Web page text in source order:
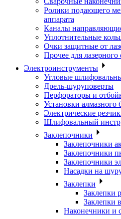
Ролики подающего
аппарата
Каналы
Уплотнительные
Очки защитные от
Прочее для лазерного
Электроинструменты
Угловые
Дрель-шуруповерты
Перфораторы и
Установки алмазного
Электрические
Шлифовальный
Заклепочники
Заклепочники
Заклепочники
Заклепочники
Насадки на
Заклепки
Заклепки
Заклепки
Наконечники и